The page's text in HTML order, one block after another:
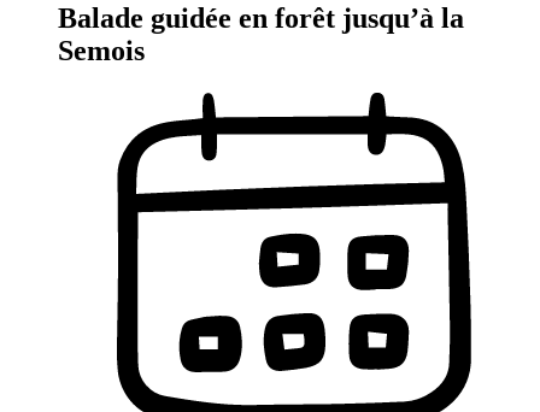
Balade guidée en forêt jusqu’à la
Semois